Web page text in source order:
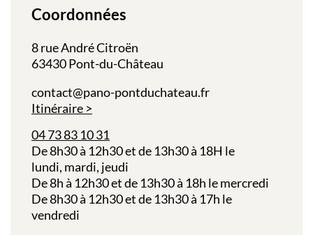
Coordonnées
8 rue André Citroën
63430 Pont-du-Château
contact@pano-pontduchateau.fr
Itinéraire
04 73 83 10 31
De 8h30 à 12h30 et de 13h30 à 18H le
lundi, mardi, jeudi
De 8h à 12h30 et de 13h30 à 18h lemercredi
De 8h30 à 12h30 et de 13h30 à 17h le
vendredi